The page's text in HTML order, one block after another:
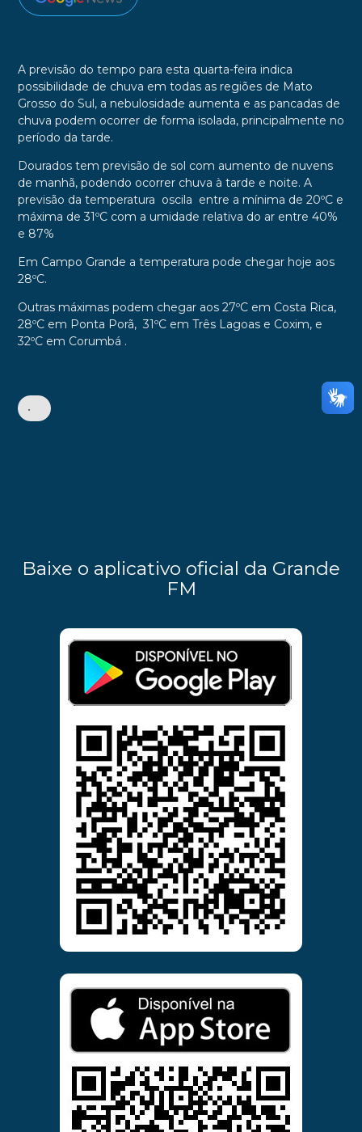
A previsão do tempo para esta quarta-feira indica
possibilidade de chuva em todas as regiões de Mato
Grosso do Sul, a nebulosidade aumenta e as pancadas de
chuva podem ocorrer de forma isolada, principalmente no
período da tarde.
Dourados tem previsão de sol com aumento de nuvens
de manhã, podendo ocorrer chuva à tarde e noite. A
previsão da temperatura oscila entre a mínima de 20ºC e
máxima de 31ºC com a umidade relativa do ar entre 40%
e 87%
Em Campo Grande a temperatura pode chegar hoje aos
28ºC.
Outras máximas podem chegar aos 27ºC em Costa Rica,
28ºC em Ponta Porã, 31ºC em Três Lagoas e Coxim, e
32ºC em Corumbá .
•
Baixe o aplicativo oficial da Grande
FM